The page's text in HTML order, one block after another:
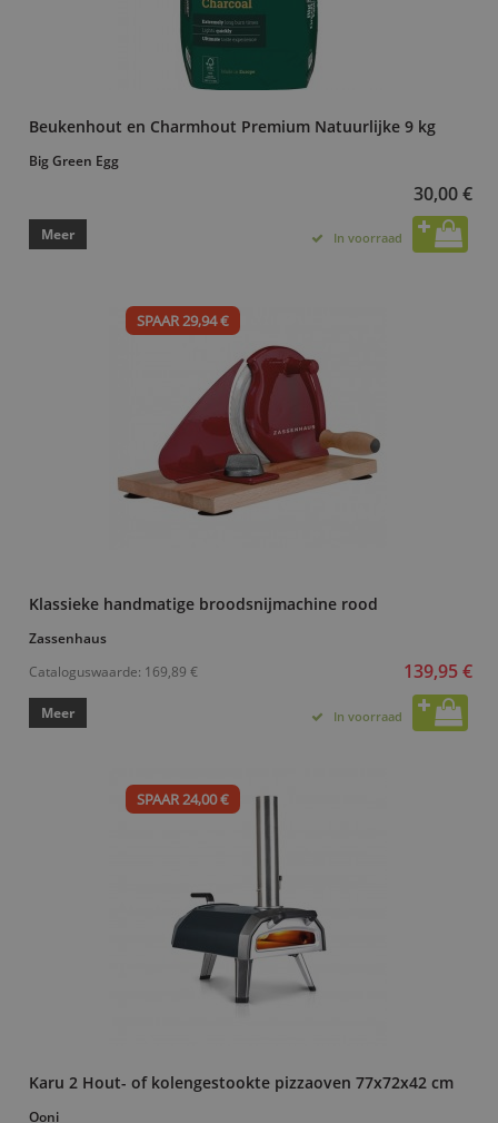
Beukenhout en Charmhout Premium Natuurlijke 9 kg
Big Green Egg
30,00 €
Meer In voorraad
SPAAR 29,94 €
Klassieke handmatige broodsnijmachine rood
Zassenhaus
Cataloguswaarde: 169,89 € 139,95 €
Meer In voorraad
SPAAR 24,00 €
Karu 2 Hout- of kolengestookte pizzaoven 77x72x42 cm
Ooni